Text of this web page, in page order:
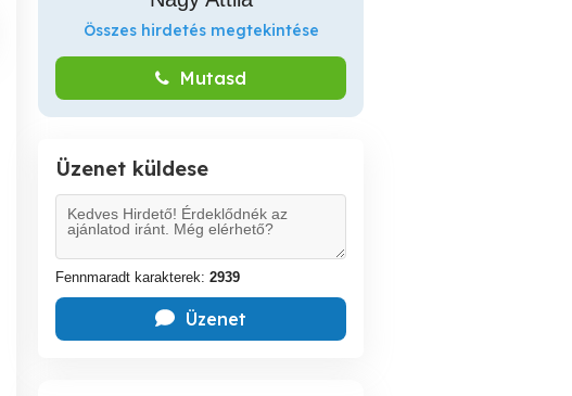
Összes hirdetés megtekintése
Mutasd
Üzenet küldese
Fennmaradt karakterek: 2939
Üzenet